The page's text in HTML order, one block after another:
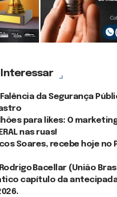
Falência da Segurança
para likes: O
nas ruas!
Soares, recebe hoje no
Bacellar (União
capítulo da